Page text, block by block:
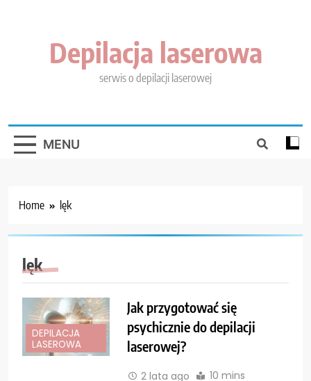
Depilacja laserowa
serwis o depilacji laserowej
MENU
Home lęk
lęk
DEPILACJA
LASEROWA
Jak przygotować się
psychicznie do depilacji
laserowej?
2 lata ago 10 mins